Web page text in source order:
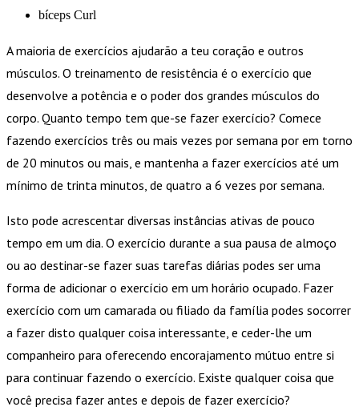
bíceps Curl
A maioria de exercícios ajudarão a teu coração e outros
músculos. O treinamento de resistência é o exercício que
desenvolve a potência e o poder dos grandes músculos do
corpo. Quanto tempo tem que-se fazer exercício? Comece
fazendo exercícios três ou mais vezes por semana por em torno
de 20 minutos ou mais, e mantenha a fazer exercícios até um
mínimo de trinta minutos, de quatro a 6 vezes por semana.
Isto pode acrescentar diversas instâncias ativas de pouco
tempo em um dia. O exercício durante a sua pausa de almoço
ou ao destinar-se fazer suas tarefas diárias podes ser uma
forma de adicionar o exercício em um horário ocupado. Fazer
exercício com um camarada ou filiado da família podes socorrer
a fazer disto qualquer coisa interessante, e ceder-lhe um
companheiro para oferecendo encorajamento mútuo entre si
para continuar fazendo o exercício. Existe qualquer coisa que
você precisa fazer antes e depois de fazer exercício?